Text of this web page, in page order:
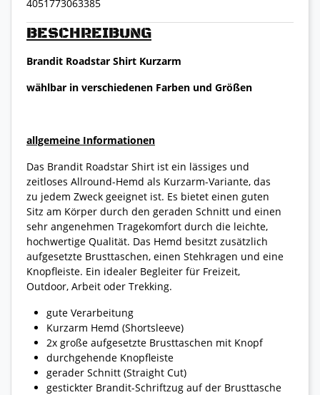
BESCHREIBUNG
Brandit Roadstar Shirt Kurzarm
wählbar in verschiedenen Farben und Größen
allgemeine Informationen
Das Brandit Roadstar Shirt ist ein lässiges und
zeitloses Allround-Hemd als Kurzarm-Variante, das
zu jedem Zweck geeignet ist. Es bietet einen guten
Sitz am Körper durch den geraden Schnitt und einen
sehr angenehmen Tragekomfort durch die leichte,
hochwertige Qualität. Das Hemd besitzt zusätzlich
aufgesetzte Brusttaschen, einen Stehkragen und eine
Knopfleiste. Ein idealer Begleiter für Freizeit,
Outdoor, Arbeit oder Trekking.
gute Verarbeitung
Kurzarm Hemd (Shortsleeve)
2x große aufgesetzte Brusttaschen mit Knopf
durchgehende Knopfleiste
gerader Schnitt (Straight Cut)
gestickter Brandit-Schriftzug auf der Brusttasche
4051773063385